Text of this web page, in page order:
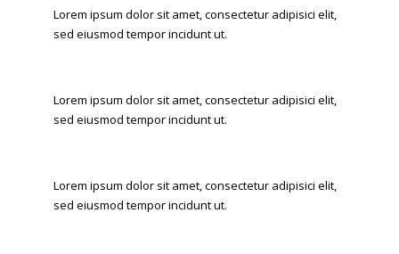
Lorem ipsum dolor sit amet, consectetur adipisici elit,
sed eiusmod tempor incidunt ut.
Lorem ipsum dolor sit amet, consectetur adipisici elit,
sed eiusmod tempor incidunt ut.
Lorem ipsum dolor sit amet, consectetur adipisici elit,
sed eiusmod tempor incidunt ut.